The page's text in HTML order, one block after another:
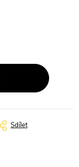
Sdílet